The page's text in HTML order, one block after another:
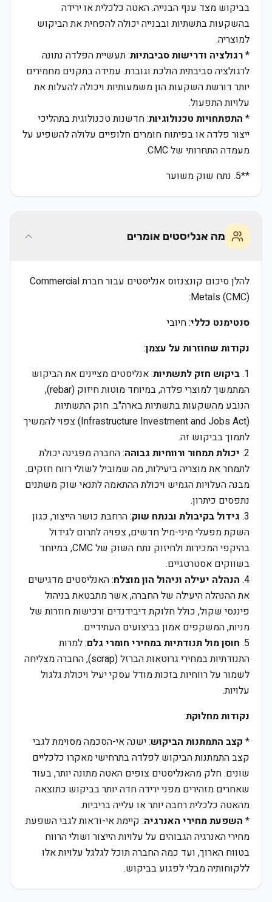
בביקוש מצד ענף הבנייה. האטה כלכלית או ירידה
בהשקעות בתשתיות ובבנייה יכולה להפחית את הביקוש
למוצריה.
*רגולציה ודרישות סביבתיות: תעשיית הפלדה נתונה
לרגולציה סביבתית הולכת וגוברת. עמידה בתקנים מחמירים
יותר דורשת השקעות הון משמעותיות ויכולה להעלות את
עלויות התפעול.
* התפתחויות טכנולוגיות: חדשנות טכנולוגית בתהליכי
ייצור פלדה או בפיתוח חומרים חלופיים עלולה להשפיע על
מעמדה התחרותי של CMC.
**5. נתח שוק משוער
מה אנליסטים אומרים
להלן סיכום קונצנזוס אנליסטים עבור חברת Commercial
Metals (CMC):
סנטימנט כללי: חיובי
נקודות שחוזרות על עצמן:
1. ביקוש חזק לתשתיות: אנליסטים מציינים את הביקוש
המתמשך למוצרי פלדה, במיוחד מוטות חיזוק (rebar),
הנובע מהשקעות בתשתיות בארה"ב. חוק התשתיות
(Infrastructure Investment and Jobs Act) צפוי להמשיך
לתמוך בביקוש זה.
2. יכולת תמחור ורווחיות גבוהה: החברה מפגינה יכולת
לתמחר את מוצריה ביעילות, מה שמוביל לשולי רווח חזקים.
מבנה העלויות הגמיש ויכולת ההתאמה לתנאי שוק משתנים
נתפסים כיתרון.
3. גידול בקיבולת ובנתח שוק: הרחבת כושר הייצור, כגון
השקת מפעלי מיני-מיל חדשים, צפויה לתרום לגידול
בהיקפי המכירות ולחיזוק נתח השוק של CMC, במיוחד
בשווקים אסטרטגיים.
4. הנהלה יעילה וניהול הון מוצלח: האנליסטים מדגישים
את ההנהלה היעילה של החברה, אשר מתבטאת בניהול
פיננסי שקול, כולל חלוקת דיבידנדים ורכישות חוזרות של
מניות, המשקפים אמון בביצועים העתידיים.
5. חוסן מול תנודתיות במחירי חומרי גלם: למרות
התנודתיות במחירי גרוטאות הברזל (scrap), החברה מצליחה
לשמור על רווחיות בזכות מודל עסקי יעיל ויכולת גלגול
עלויות.
נקודות מחלוקת:
* קצב התמתנות הביקוש: ישנה אי-הסכמה מסוימת לגבי
קצב התמתנות הביקוש לפלדה בתרחישי מאקרו כלכליים
שונים. חלק מהאנליסטים צופים האטה מתונה יותר, בעוד
שאחרים מזהירים מפני ירידה חדה יותר בביקוש כתוצאה
מהאטה כלכלית רחבה יותר או עלייה בריביות.
* השפעת מחירי האנרגיה: קיימת אי-ודאות לגבי השפעת
מחירי האנרגיה הגבוהים על עלויות הייצור ושולי הרווח
בטווח הארוך, ועד כמה החברה תוכל לגלגל עלויות אלו
ללקוחותיה מבלי לפגוע בביקוש.